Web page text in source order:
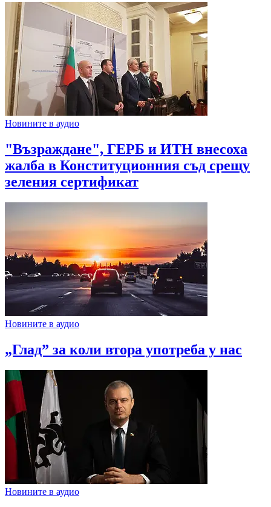
Новините в аудио
"Възраждане", ГЕРБ и ИТН внесоха
жалба в Конституционния съд срещу
зеления сертификат
Новините в аудио
„Глад” за коли втора употреба у нас
Новините в аудио